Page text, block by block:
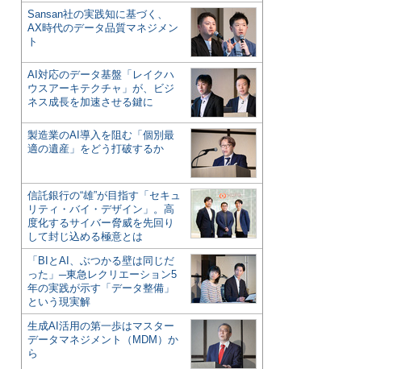
Sansan社の実践知に基づく、
AX時代のデータ品質マネジメン
ト
AI対応のデータ基盤「レイクハ
ウスアーキテクチャ」が、ビジ
ネス成長を加速させる鍵に
製造業のAI導入を阻む「個別最
適の遺産」をどう打破するか
信託銀行の“雄”が目指す「セキュ
リティ・バイ・デザイン」。高
度化するサイバー脅威を先回り
して封じ込める極意とは
「BIとAI、ぶつかる壁は同じだ
った」─東急レクリエーション5
年の実践が示す「データ整備」
という現実解
生成AI活用の第一歩はマスター
データマネジメント（MDM）か
ら